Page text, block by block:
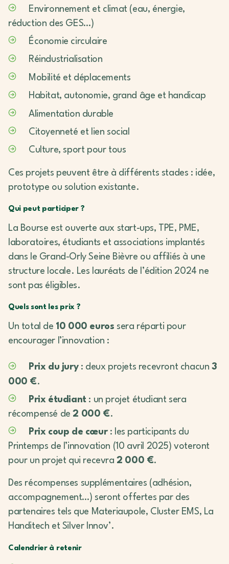
Environnement et climat (eau, énergie,
réduction des GES…)
Économie circulaire
Réindustrialisation
Mobilité et déplacements
Habitat, autonomie, grand âge et handicap
Alimentation durable
Citoyenneté et lien social
Culture, sport pour tous
Ces projets peuvent être à différents stades : idée,
prototype ou solution existante.
Qui peut participer ?
La Bourse est ouverte aux start-ups, TPE, PME,
laboratoires, étudiants et associations implantés
dans le Grand-Orly Seine Bièvre ou affiliés à une
structure locale. Les lauréats de l’édition 2024 ne
sont pas éligibles.
Quels sont les prix ?
Un total de 10 000 euros sera réparti pour
encourager l’innovation :
Prix du jury: deux projets recevront chacun3
000 €.
Prix étudiant: un projet étudiant sera
récompensé de2 000 €.
Prix coup de cœur: les participants du
Printemps de l’innovation (10 avril 2025) voteront
pour un projet qui recevra2 000 €.
Des récompenses supplémentaires (adhésion,
accompagnement…) seront offertes par des
partenaires tels que Materiaupole, Cluster EMS, La
Handitech et Silver Innov’.
Calendrier à retenir